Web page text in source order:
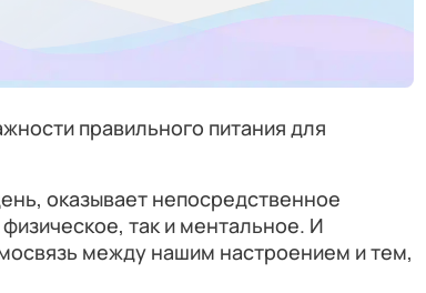
правильного питания для
оказывает непосредственное
так и ментальное. И
между нашим настроением и тем,